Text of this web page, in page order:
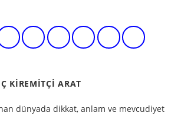
KIREMITÇI ARAT
dünyada dikkat, anlam ve mevcudiyet